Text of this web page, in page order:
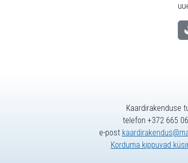
Kaardirakenduse
telefon +372 665
e-post
Korduma kippuvad